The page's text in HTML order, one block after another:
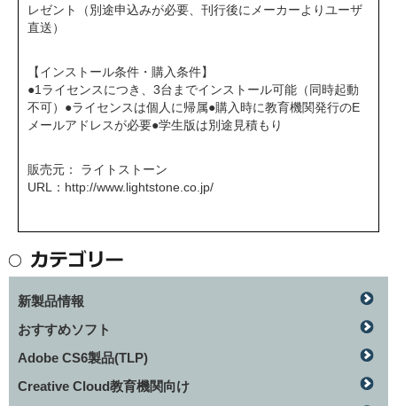
レゼント（別途申込みが必要、刊行後にメーカーよりユーザ
直送）
【インストール条件・購入条件】
●1ライセンスにつき、3台までインストール可能（同時起動
不可）●ライセンスは個人に帰属●購入時に教育機関発行のE
メールアドレスが必要●学生版は別途見積もり
販売元： ライトストーン
URL： http://www.lightstone.co.jp/
新製品情報
おすすめソフト
Adobe CS6製品(TLP)
Creative Cloud教育機関向け